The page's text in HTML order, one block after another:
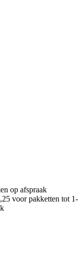
op afspraak
voor pakketten tot